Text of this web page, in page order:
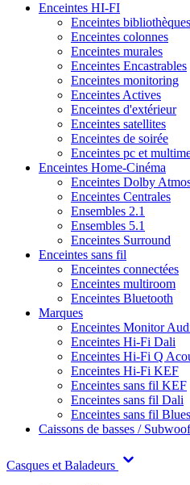
Enceintes HI-FI
Enceintes bibliothèques
Enceintes colonnes
Enceintes murales
Enceintes Encastrables
Enceintes monitoring
Enceintes Actives
Enceintes d'extérieur
Enceintes satellites
Enceintes de soirée
Enceintes pc et
Enceintes Home-Cinéma
Enceintes Dolby
Enceintes Centrales
Ensembles 2.1
Ensembles 5.1
Enceintes Surround
Enceintes sans fil
Enceintes connectées
Enceintes multiroom
Enceintes Bluetooth
Marques
Enceintes Monitor
Enceintes Hi-Fi Dali
Enceintes Hi-Fi Q
Enceintes Hi-Fi KEF
Enceintes sans fil KEF
Enceintes sans fil Dali
Enceintes sans fil
Caissons de basses /
Casques et Baladeurs